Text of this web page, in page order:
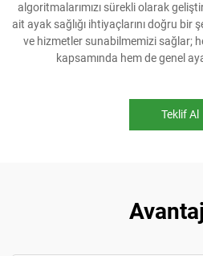
algoritmalarımızı sürekli olarak
ait ayak sağlığı ihtiyaçlarını doğru bir
ve hizmetler sunabilmemizi sağlar;
kapsamında hem de genel
Teklif Al